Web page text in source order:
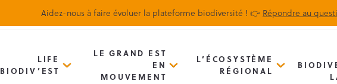
Aidez-nous à faire évoluer la plateforme biodiversité ! 👉 Répondre au
Biodiv’Map Newsletter
LIFE
BIODIV’EST
LE GRAND EST
EN
MOUVEMENT
L’ÉCOSYSTÈME
RÉGIONAL